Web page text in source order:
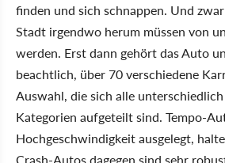
finden und sich schnappen. Und
Stadt irgendwo herum müssen von
werden. Erst dann gehört das Auto
beachtlich, über 70 verschiedene
Auswahl, die sich alle
Kategorien aufgeteilt sind. Tempo-
Hochgeschwindigkeit ausgelegt,